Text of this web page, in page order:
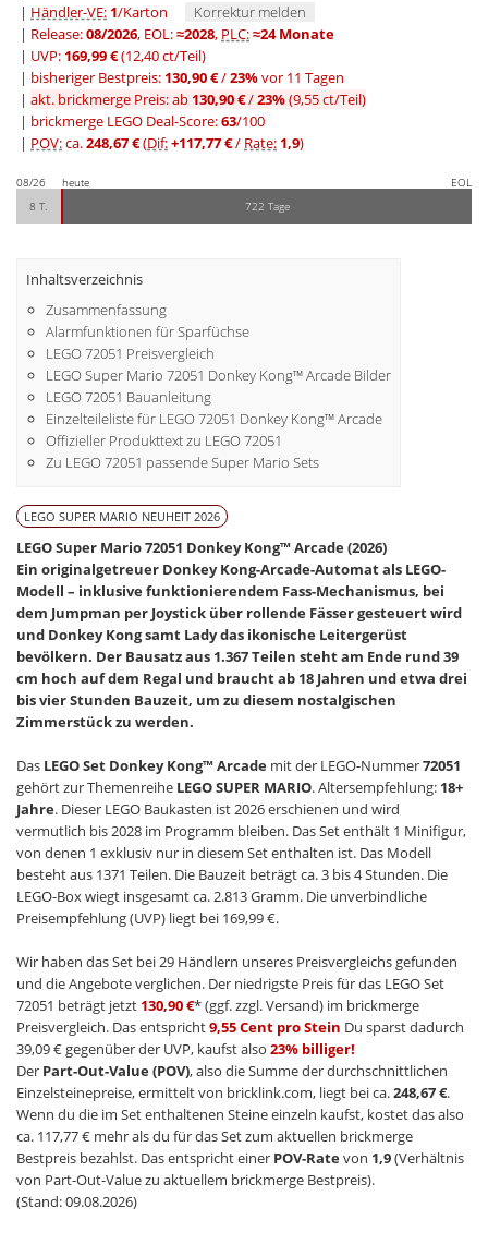
| Händler-VE: 1/Karton
Korrektur melden
| Release:08/2026, EOL:≈2028, PLC:≈24 Monate
| UVP: 169,99 €(12,40 ct/Teil)
| bisheriger Bestpreis: 130,90 €/23%vor 11 Tagen
| akt. brickmerge Preis: ab 130,90 €/23%(9,55 ct/Teil)
| brickmerge LEGO Deal-Score:63/100
| POV:ca.248,67 €(Dif:+117,77 €/ Rate: 1,9)
08/26 heute
EOL
8 T.
722 Tage
Inhaltsverzeichnis
Zusammenfassung
Alarmfunktionen für Sparfüchse
LEGO 72051 Preisvergleich
LEGO Super Mario 72051 Donkey Kong™ Arcade Bilder
LEGO 72051 Bauanleitung
Einzelteileliste für LEGO 72051 Donkey Kong™ Arcade
Offizieller Produkttext zu LEGO 72051
Zu LEGO 72051 passende Super Mario Sets
LEGO SUPER MARIO NEUHEIT 2026
LEGO Super Mario 72051 Donkey Kong™ Arcade (2026)
Ein originalgetreuer Donkey Kong-Arcade-Automat als LEGO-
Modell – inklusive funktionierendem Fass-Mechanismus, bei
dem Jumpman per Joystick über rollende Fässer gesteuert wird
und Donkey Kong samt Lady das ikonische Leitergerüst
bevölkern. Der Bausatz aus 1.367 Teilen steht am Ende rund 39
cm hoch auf dem Regal und braucht ab 18 Jahren und etwa drei
bis vier Stunden Bauzeit, um zu diesem nostalgischen
Zimmerstück zu werden.
Das LEGO Set Donkey Kong™ Arcade mit der LEGO-Nummer72051
gehört zur Themenreihe LEGO SUPER MARIO. Altersempfehlung: 18+
Jahre. Dieser LEGO Baukasten ist 2026 erschienen und wird
vermutlich bis 2028 im Programm bleiben. Das Set enthält 1 Minifigur,
von denen 1 exklusiv nur in diesem Set enthalten ist. Das Modell
besteht aus 1371 Teilen. Die Bauzeit beträgt ca. 3 bis 4 Stunden. Die
LEGO-Box wiegt insgesamt ca. 2.813 Gramm. Die unverbindliche
Preisempfehlung (UVP) liegt bei 169,99 €.
Wir haben das Set bei 29 Händlern unseres Preisvergleichs gefunden
und die Angebote verglichen. Der niedrigste Preis für das LEGO Set
72051 beträgt jetzt 130,90 €* (ggf. zzgl. Versand) im brickmerge
Preisvergleich. Das entspricht9,55 Cent pro Stein Du sparst dadurch
39,09 € gegenüber der UVP, kaufst also 23% billiger!
Der Part-Out-Value (POV), also die Summe der durchschnittlichen
Einzelsteinepreise, ermittelt von bricklink.com, liegt bei ca.248,67 €.
Wenn du die im Set enthaltenen Steine einzeln kaufst, kostet das also
ca. 117,77 € mehr als du für das Set zum aktuellen brickmerge
Bestpreis bezahlst. Das entspricht einer POV-Ratevon 1,9(Verhältnis
von Part-Out-Value zu aktuellem brickmerge Bestpreis).
(Stand: 09.08.2026)